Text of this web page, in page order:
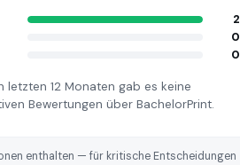
2
0
0
letzten 12 Monaten gab es keine
Bewertungen über BachelorPrint.
enthalten — für kritische Entscheidungen